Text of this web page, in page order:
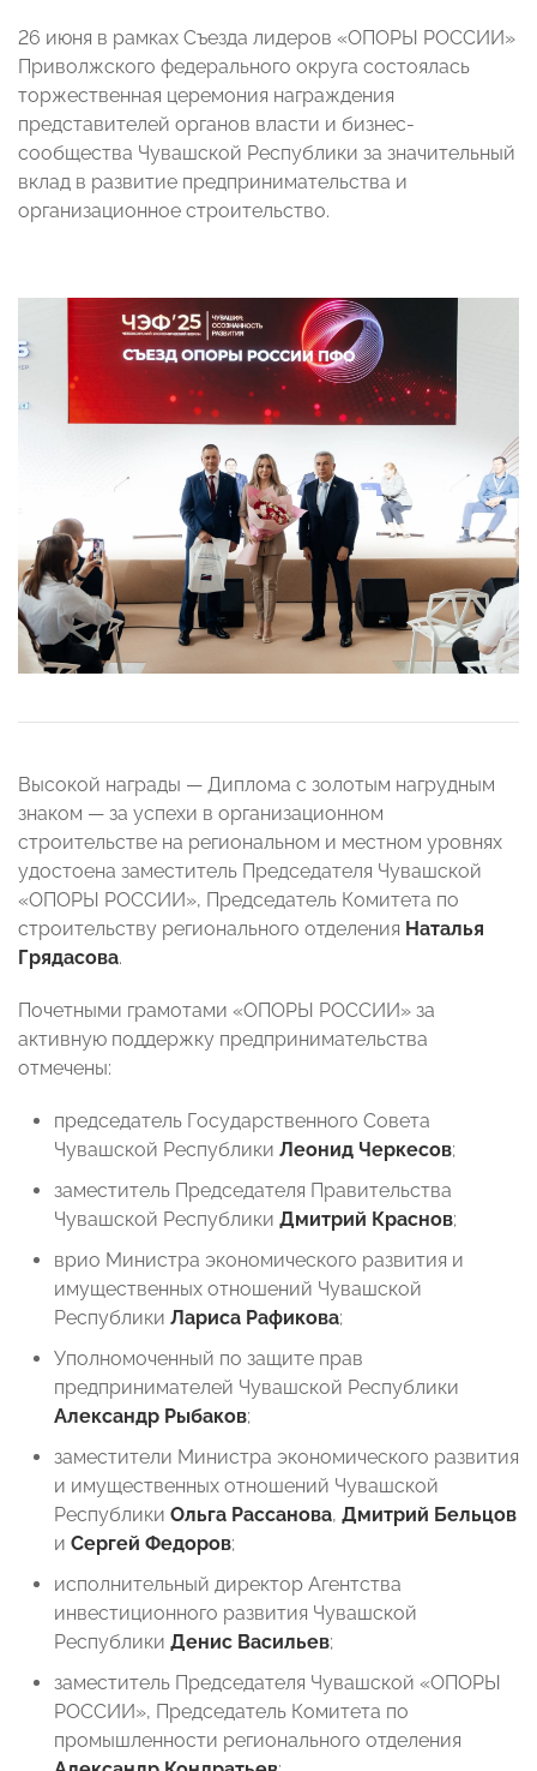
26 июня в рамках Съезда лидеров «ОПОРЫ РОССИИ»
Приволжского федерального округа состоялась
торжественная церемония награждения
представителей органов власти и бизнес-
сообщества Чувашской Республики за значительный
вклад в развитие предпринимательства и
организационное строительство.
Высокой награды — Диплома с золотым нагрудным
знаком — за успехи в организационном
строительстве на региональном и местном уровнях
удостоена заместитель Председателя Чувашской
«ОПОРЫ РОССИИ», Председатель Комитета по
строительству регионального отделения Наталья
Грядасова.
Почетными грамотами «ОПОРЫ РОССИИ» за
активную поддержку предпринимательства
отмечены:
председатель Государственного Совета
Чувашской Республики Леонид Черкесов;
заместитель Председателя Правительства
Чувашской Республики Дмитрий Краснов;
врио Министра экономического развития и
имущественных отношений Чувашской
Республики Лариса Рафикова;
Уполномоченный по защите прав
предпринимателей Чувашской Республики
Александр Рыбаков;
заместители Министра экономического развития
и имущественных отношений Чувашской
Республики Ольга Рассанова, Дмитрий Бельцов
и Сергей Федоров;
исполнительный директор Агентства
инвестиционного развития Чувашской
Республики Денис Васильев;
заместитель Председателя Чувашской «ОПОРЫ
РОССИИ», Председатель Комитета по
промышленности регионального отделения